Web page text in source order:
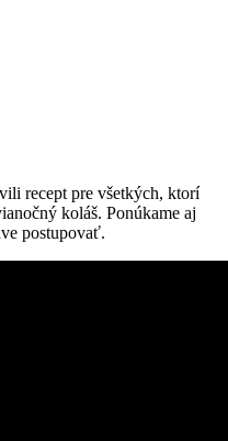
recept pre všetkých, ktorí
koláš. Ponúkame aj
postupovať.